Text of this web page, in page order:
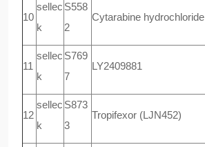
10
sellec
k
S558
2
Cytarabine hydrochloride
11
sellec
k
S769
7
LY2409881
12
sellec
k
S873
3
Tropifexor (LJN452)